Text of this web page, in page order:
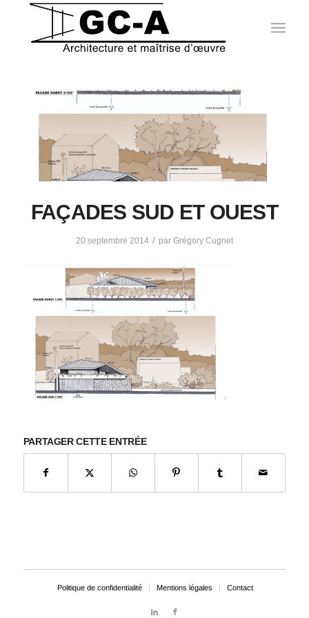
FAÇADES SUD ET OUEST
20 septembre 2014 / par Grégory Cugnet
PARTAGER CETTE ENTRÉE
Politique de confidentialité Mentions légales Contact